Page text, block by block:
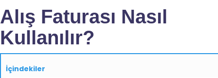
Alış Faturası Nasıl
Kullanılır?
İçindekiler